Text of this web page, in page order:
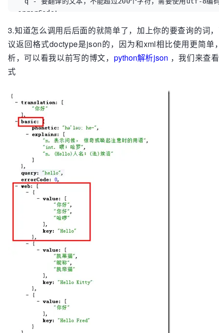
errorCode：
20 - 要翻译的文本过长
30 - 无法进行有效的翻译
40 - 不支持的语言类型
3.知道怎么调用后后面的就简单了，加上你的要查询的词
议返回格式doctype是json的，因为和xml相比使用更简
析，可以看我以前写的博文， python解析json ，我们来查
式